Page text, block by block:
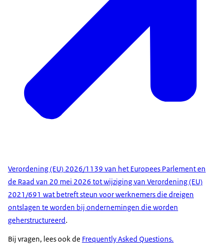
Verordening (EU) 2026/1139 van het Europees Parlement en
de Raad van 20 mei 2026 tot wijziging van Verordening (EU)
2021/691 wat betreft steun voor werknemers die dreigen
ontslagen te worden bij ondernemingen die worden
geherstructureerd.
Bij vragen, lees ook de Frequently Asked Questions.